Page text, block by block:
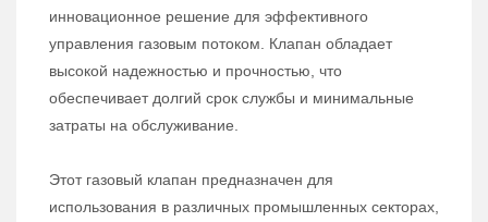
инновационное решение для эффективного
управления газовым потоком. Клапан обладает
высокой надежностью и прочностью, что
обеспечивает долгий срок службы и минимальные
затраты на обслуживание.
Этот газовый клапан предназначен для
использования в различных промышленных секторах,